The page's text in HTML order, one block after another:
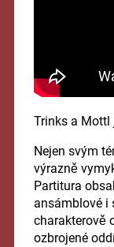
Trinks a Mottl
Nejen svým
výrazně
Partitura
ansámblové i
charakterově
ozbrojené